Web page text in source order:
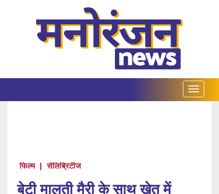
फिल्म | सेलिब्रिटीज
बेटी मालती मैरी के साथ खेत में